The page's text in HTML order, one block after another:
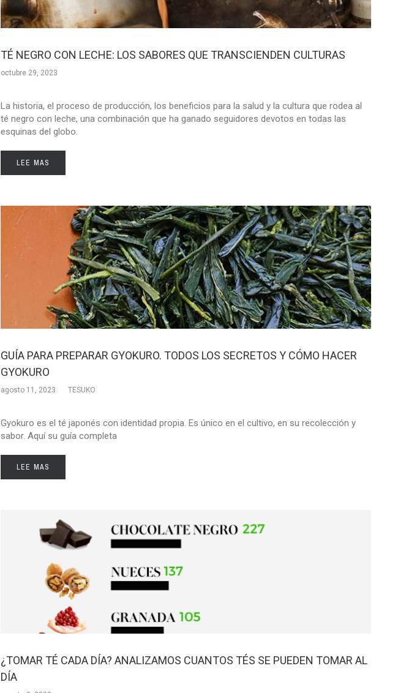
TÉ NEGRO CON LECHE: LOS SABORES QUE TRANSCIENDEN CULTURAS
octubre 29, 2023
La historia, el proceso de producción, los beneficios para la salud y la cultura que rodea al
té negro con leche, una combinación que ha ganado seguidores devotos en todas las
esquinas del globo.
LEE MAS
GUÍA PARA PREPARAR GYOKURO. TODOS LOS SECRETOS Y CÓMO HACER
GYOKURO
agosto 11, 2023 TESUKO
Gyokuro es el té japonés con identidad propia. Es único en el cultivo, en su recolección y
sabor. Aquí su guía completa
LEE MAS
¿TOMAR TÉ CADA DÍA? ANALIZAMOS CUANTOS TÉS SE PUEDEN TOMAR AL
DÍA